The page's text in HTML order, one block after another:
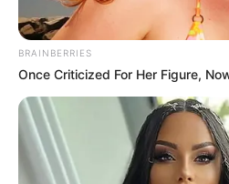
Links zu sehenswerten
Klosteranlagen in und um
Burg Rabenstein - Eine
mittelalterliche Burg im
bei Potsdam.
in.de
Schloss Reinharz - Das
BRAINBERRIES
Once Criticized For Her Figure,